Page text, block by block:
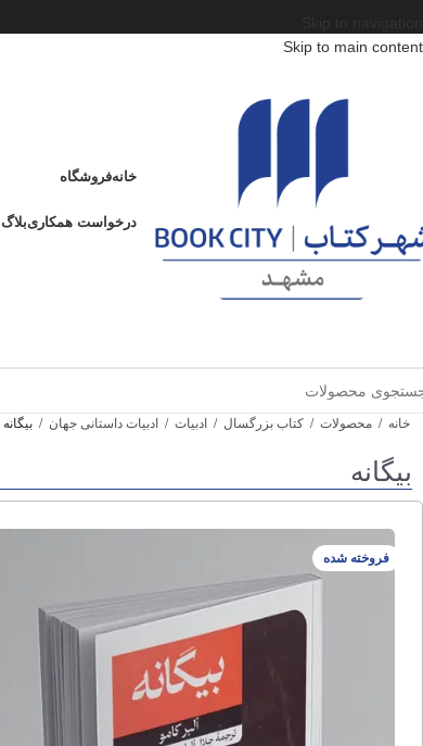
Skip to main content
خانهفروشگاه
درخواست همکاریبلاگ
خانه / محصولات / کتاب بزرگسال / ادبیات / ادبیات داستانی جهان / بیگانه
بیگانه
فروخته شده